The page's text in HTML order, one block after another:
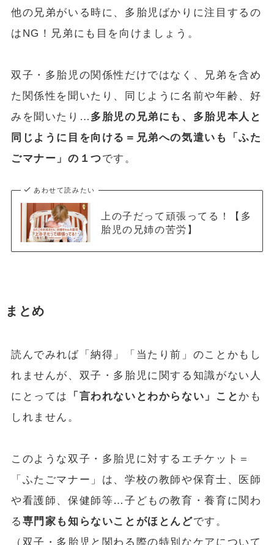
他の兄弟がいる時に、多胎児ばかりに注目するの
はNG！兄弟にも目を向けましょう。
双子・多胎児の関係性だけではなく、兄弟を含め
た関係性を聞いたり、同じように名前や年齢、好
みを聞いたり… 多胎児の兄弟にも、多胎児本人と
同じように目を向ける＝兄弟への気遣いも「ふた
ごマナー」の１つです。
あわせて読みたい
上の子だって頑張ってる！【多
胎児の兄姉の苦労】
まとめ
読んでみれば「納得」「当たり前」のことかもし
れませんが、双子・多胎児に関する知識がない人
にとっては
「言われないとわからない」こと かも
しれません。
このような双子・多胎児に対するエチケット＝
「ふたごマナー」は、学校の教師や保育士、医師
や看護師、保健師等…子どもの教育・養育に関わ
る 専門家も知らないことがほとんどです。
（双子・多胎児と関わる際の特別なケアについて